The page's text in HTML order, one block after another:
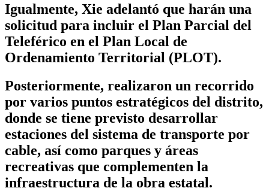
Igualmente, Xie adelantó que harán una
solicitud para incluir el Plan Parcial del
Teleférico en el Plan Local de
Ordenamiento Territorial (PLOT). ‎
Posteriormente, realizaron un recorrido
por varios puntos estratégicos del distrito,
donde se tiene previsto desarrollar
estaciones del sistema de transporte por
cable, así como parques y áreas
recreativas que complementen la
infraestructura de la obra estatal.